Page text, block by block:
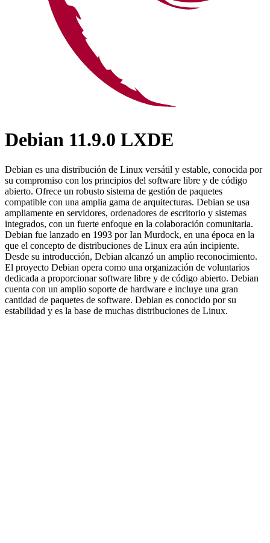
Debian 11.9.0 LXDE
Debian es una distribución de Linux versátil y estable, conocida por
su compromiso con los principios del software libre y de código
abierto. Ofrece un robusto sistema de gestión de paquetes
compatible con una amplia gama de arquitecturas. Debian se usa
ampliamente en servidores, ordenadores de escritorio y sistemas
integrados, con un fuerte enfoque en la colaboración comunitaria.
Debian fue lanzado en 1993 por Ian Murdock, en una época en la
que el concepto de distribuciones de Linux era aún incipiente.
Desde su introducción, Debian alcanzó un amplio reconocimiento.
El proyecto Debian opera como una organización de voluntarios
dedicada a proporcionar software libre y de código abierto. Debian
cuenta con un amplio soporte de hardware e incluye una gran
cantidad de paquetes de software. Debian es conocido por su
estabilidad y es la base de muchas distribuciones de Linux.